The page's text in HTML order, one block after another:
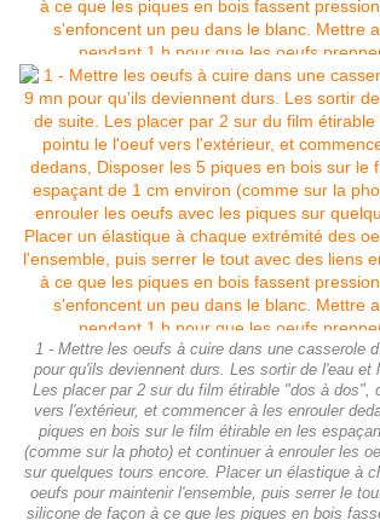
1 - Mettre les oeufs à cuire dans une casserole
pour qu'ils deviennent durs. Les sortir de l'eau et
Les placer par 2 sur du film étirable "dos à dos",
vers l'extérieur, et commencer à les enrouler
piques en bois sur le film étirable en les
(comme sur la photo) et continuer à enrouler les
sur quelques tours encore. Placer un élastique à
oeufs pour maintenir l'ensemble, puis serrer le
silicone de façon à ce que les piques en bois